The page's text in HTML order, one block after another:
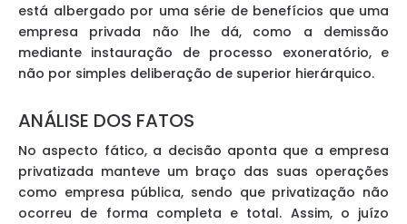
está albergado por uma série de benefícios que uma
empresa privada não lhe dá, como a demissão
mediante instauração de processo exoneratório, e
não por simples deliberação de superior hierárquico.
ANÁLISE DOS FATOS
No aspecto fático, a decisão aponta que a empresa
privatizada manteve um braço das suas operações
como empresa pública, sendo que privatização não
ocorreu de forma completa e total. Assim, o juízo